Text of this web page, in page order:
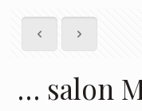
… salon